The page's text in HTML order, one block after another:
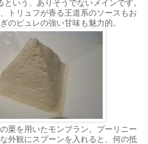
という、ありそうでないメインです。
トリュフが香る王道系のソースもお
のピュレの強い甘味も魅力的。
栗を用いたモンブラン。プーリニー
外観にスプーンを入れると、何の抵